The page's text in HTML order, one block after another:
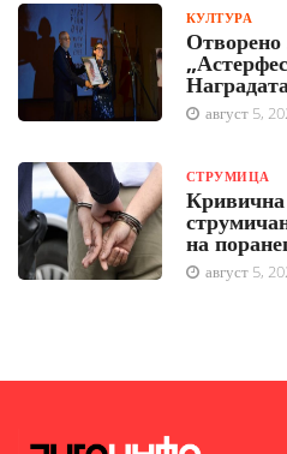
КУЛТУРА
Отворено
август 5,
СТРУМИЦА
Кривична
на
август 5,